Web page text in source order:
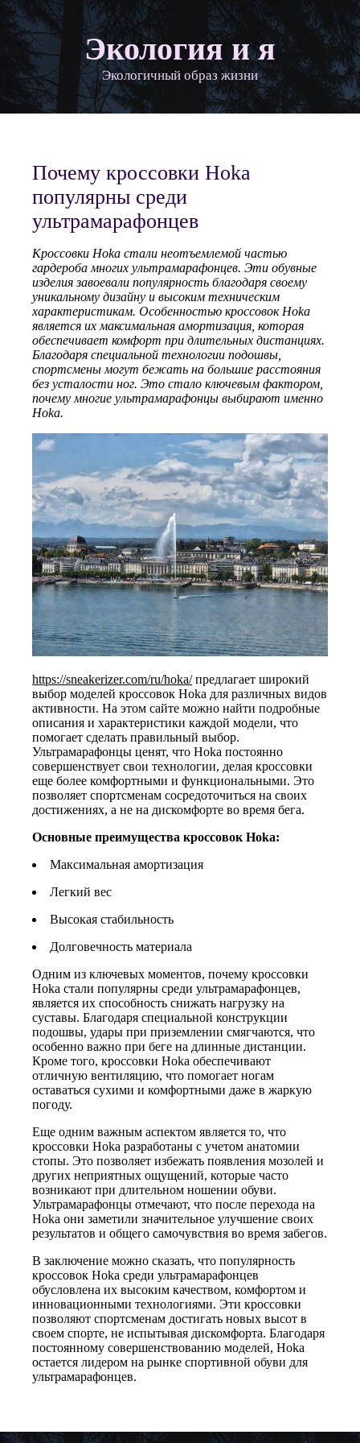
Экология и я
Экологичный образ жизни
Почему кроссовки Hoka
популярны среди
ультрамарафонцев
Кроссовки Hoka стали неотъемлемой частью
гардероба многих ультрамарафонцев. Эти обувные
изделия завоевали популярность благодаря своему
уникальному дизайну и высоким техническим
характеристикам. Особенностью кроссовок Hoka
является их максимальная амортизация, которая
обеспечивает комфорт при длительных дистанциях.
Благодаря специальной технологии подошвы,
спортсмены могут бежать на большие расстояния
без усталости ног. Это стало ключевым фактором,
почему многие ультрамарафонцы выбирают именно
Hoka.
https://sneakerizer.com/ru/hoka/предлагает широкий
выбор моделей кроссовок Hoka для различных видов
активности. На этом сайте можно найти подробные
описания и характеристики каждой модели, что
помогает сделать правильный выбор.
Ультрамарафонцы ценят, что Hoka постоянно
совершенствует свои технологии, делая кроссовки
еще более комфортными и функциональными. Это
позволяет спортсменам сосредоточиться на своих
достижениях, а не на дискомфорте во время бега.
Основные преимущества кроссовок Hoka:
Максимальная амортизация
Легкий вес
Высокая стабильность
Долговечность материала
Одним из ключевых моментов, почему кроссовки
Hoka стали популярны среди ультрамарафонцев,
является их способность снижать нагрузку на
суставы. Благодаря специальной конструкции
подошвы, удары при приземлении смягчаются, что
особенно важно при беге на длинные дистанции.
Кроме того, кроссовки Hoka обеспечивают
отличную вентиляцию, что помогает ногам
оставаться сухими и комфортными даже в жаркую
погоду.
Еще одним важным аспектом является то, что
кроссовки Hoka разработаны с учетом анатомии
стопы. Это позволяет избежать появления мозолей и
других неприятных ощущений, которые часто
возникают при длительном ношении обуви.
Ультрамарафонцы отмечают, что после перехода на
Hoka они заметили значительное улучшение своих
результатов и общего самочувствия во время забегов.
В заключение можно сказать, что популярность
кроссовок Hoka среди ультрамарафонцев
обусловлена их высоким качеством, комфортом и
инновационными технологиями. Эти кроссовки
позволяют спортсменам достигать новых высот в
своем спорте, не испытывая дискомфорта. Благодаря
постоянному совершенствованию моделей, Hoka
остается лидером на рынке спортивной обуви для
ультрамарафонцев.